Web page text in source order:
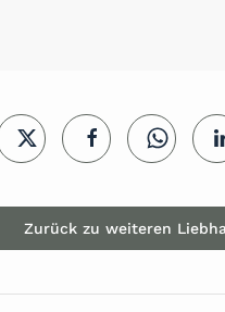
Zurück zu weiteren